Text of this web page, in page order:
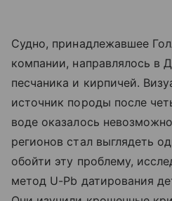
Судно, принадлежавшее
компании, направлялось в
песчаника и кирпичей.
источник породы после
воде оказалось
регионов стал выглядеть
обойти эту проблему,
метод U-Pb датирования